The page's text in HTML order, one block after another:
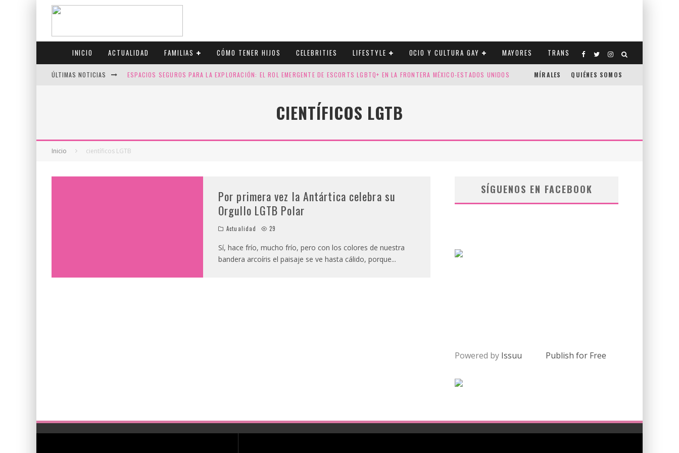
INICIO ACTUALIDAD FAMILIAS CÓMO TENER HIJOS CELEBRITIES LIFESTYLE OCIO Y CULTURA GAY MAYORES TRANS
ÚLTIMAS NOTICIAS ESPACIOS SEGUROS PARA LA EXPLORACIÓN: EL ROL EMERGENTE DE ESCORTS LGBTQ+ EN LA FRONTERA MÉXICO-ESTADOS UNIDOS
CANADÁ CELEBRA EL ORGULLO CON CUATRO SELLOS QUE HONRAN LA HISTORIA LGTB
MÍRALES QUIÉNES SOMOS
CIENTÍFICOS LGTB
Inicio científicos LGTB
Por primera vez la Antártica celebra su
Orgullo LGTB Polar
Actualidad 29
Sí, hace frío, mucho frío, pero con los colores de nuestra
bandera arcoíris el paisaje se ve hasta cálido, porque...
SÍGUENOS EN FACEBOOK
Powered by Issuu Publish for Free